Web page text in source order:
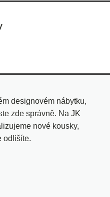
designovém nábytku,
zde správně. Na JK
nové kousky,
odlišíte.